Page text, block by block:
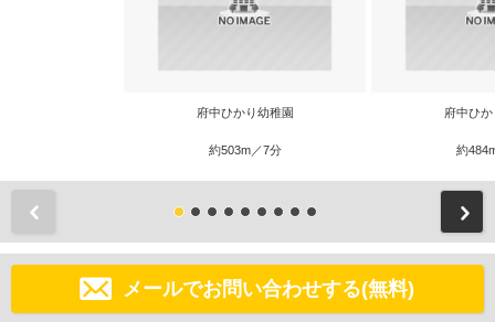
府中ひかり幼稚園
約503m／7分
府中ひ
約
メールでお問い合わせする(無料)